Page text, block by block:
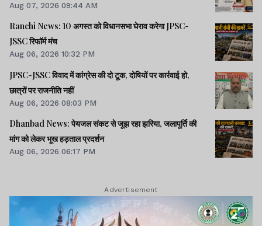
Aug 07, 2026 09:44 AM
Ranchi News: 10 अगस्त को विधानसभा घेराव करेगा JPSC-
JSSC रिफॉर्म मंच
Aug 06, 2026 10:32 PM
JPSC-JSSC विवाद में कांग्रेस की दो टूक, दोषियों पर कार्रवाई हो,
छात्रों पर राजनीति नहीं
Aug 06, 2026 08:03 PM
Dhanbad News: पेयजल संकट से जूझ रहा झरिया, जलापूर्ति की
मांग को लेकर भूख हड़ताल प्रदर्शन
Aug 06, 2026 06:17 PM
Advertisement